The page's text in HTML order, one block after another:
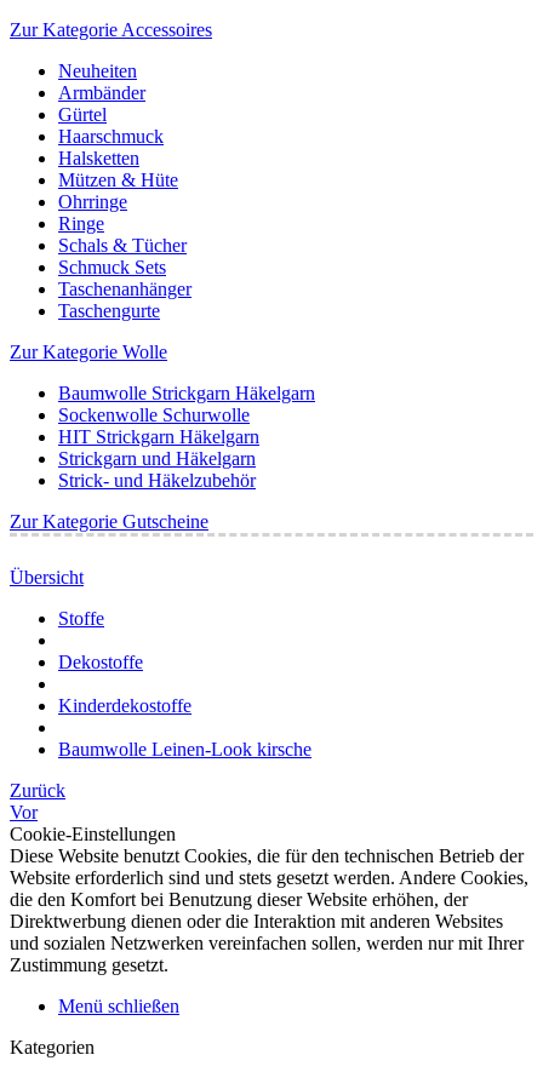
Zur Kategorie Accessoires
Neuheiten
Armbänder
Gürtel
Haarschmuck
Halsketten
Mützen & Hüte
Ohrringe
Ringe
Schals & Tücher
Schmuck Sets
Taschenanhänger
Taschengurte
Zur Kategorie Wolle
Baumwolle Strickgarn Häkelgarn
Sockenwolle Schurwolle
HIT Strickgarn Häkelgarn
Strickgarn und Häkelgarn
Strick- und Häkelzubehör
Zur Kategorie Gutscheine
Übersicht
Stoffe
Dekostoffe
Kinderdekostoffe
Baumwolle Leinen-Look kirsche
Zurück
Vor
Cookie-Einstellungen
Diese Website benutzt Cookies, die für den technischen Betrieb der
Website erforderlich sind und stets gesetzt werden. Andere Cookies,
die den Komfort bei Benutzung dieser Website erhöhen, der
Direktwerbung dienen oder die Interaktion mit anderen Websites
und sozialen Netzwerken vereinfachen sollen, werden nur mit Ihrer
Zustimmung gesetzt.
Menü schließen
Kategorien